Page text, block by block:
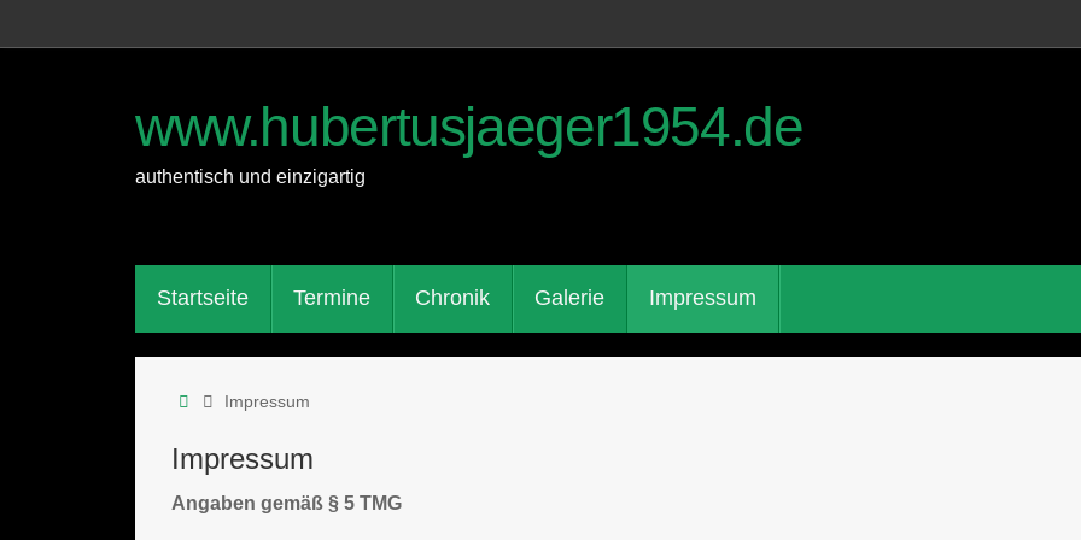
Inhalt
www.hubertusjaeger1954.de
authentisch und einzigartig
InhaltStartseite Termine Chronik Galerie Impressum
StartImpressum
Impressum
Angaben gemäß § 5 TMG